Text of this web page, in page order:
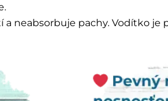
a neabsorbuje pachy. Vodítko